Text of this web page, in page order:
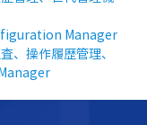
Manager
、操作履歴管理、